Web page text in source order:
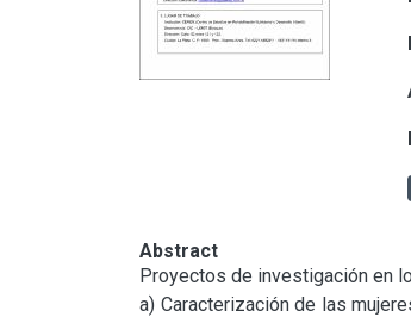
Abstract
Proyectos de investigación en
a) Caracterización de las